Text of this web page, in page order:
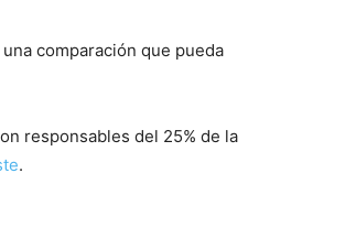
comparación que pueda
responsables del 25% de la
.